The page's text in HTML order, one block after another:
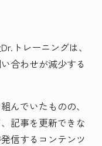
トレーニングは、
合わせが減少する
んでいたものの、
記事を更新できな
信するコンテンツ